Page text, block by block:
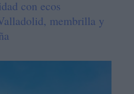
con ecos
membrilla y